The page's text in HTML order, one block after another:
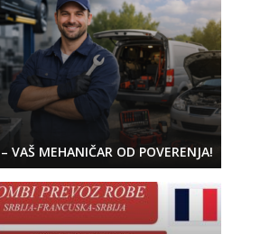
VAŠ MEHANIČAR OD POVERENJA!